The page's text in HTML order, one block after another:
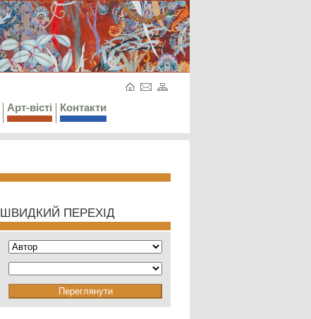
Арт-вісті Контакти
ШВИДКИЙ ПЕРЕХІД